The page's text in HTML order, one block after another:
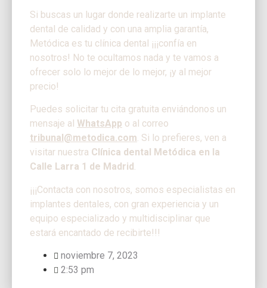
Si buscas un lugar donde realizarte un implante
dental de calidad y con una amplia garantía,
Metódica es tu clínica dental ¡¡¡confía en
nosotros! No te ocultamos nada y te vamos a
ofrecer solo lo mejor de lo mejor, ¡y al mejor
precio!
Puedes solicitar tu cita gratuita enviándonos un
mensaje al WhatsApp o al correo
tribunal@metodica.com. Si lo prefieres, ven a
visitar nuestra Clínica dental Metódica en la
Calle Larra 1 de Madrid .
¡¡¡Contacta con nosotros, somos especialistas en
implantes dentales, con gran experiencia y un
equipo especializado y multidisciplinar que
estará encantado de recibirte!!!
noviembre 7, 2023
2:53 pm